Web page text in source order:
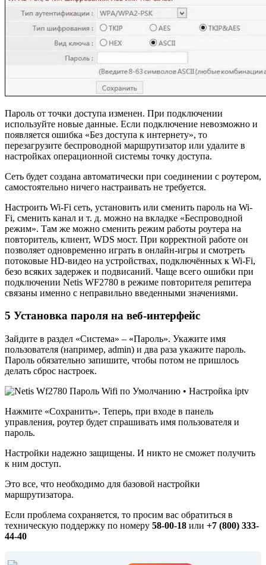
Пароль от точки доступа изменен. При подключении
используйте новые данные. Если подключение невозможно и
появляется ошибка «Без доступа к интернету», то
перезагрузите беспроводной маршрутизатор или удалите в
настройках операционной системы точку доступа.
Сеть будет создана автоматически при соединении с роутером,
самостоятельно ничего настраивать не требуется.
Настроить Wi-Fi сеть, установить или сменить пароль на Wi-
Fi, сменить канал и т. д. можно на вкладке «Беспроводной
режим». Там же можно сменить режим работы роутера на
повторитель, клиент, WDS мост. При корректной работе он
позволяет одновременно играть в онлайн-игры и смотреть
потоковые HD-видео на устройствах, подключённых к Wi-Fi,
безо всяких задержек и подвисаний. Чаще всего ошибки при
подключении Netis WF2780 в режиме повторителя репитера
связаны именно с неправильно введенными значениями.
5 Установка пароля на веб-интерфейс
Зайдите в раздел «Система» – «Пароль». Укажите имя
пользователя (например, admin) и два раза укажите пароль.
Пароль обязательно запишите, чтобы потом не пришлось
делать сброс настроек.
Нажмите «Сохранить». Теперь, при входе в панель
управления, роутер будет спрашивать имя пользователя и
пароль.
Настройки надежно защищены. И никто не сможет получить
к ним доступ.
Это все, что необходимо для базовой настройки
маршрутизатора.
Если проблема сохраняется, то просим вас обратиться в
техническую поддержку по номеру 58-00-18 или +7 (800) 333-
44-40